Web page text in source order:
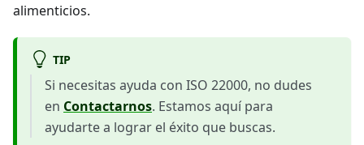
alimenticios.
TIP
Si necesitas ayuda con ISO 22000, no dudes
en Contactarnos. Estamos aquí para
ayudarte a lograr el éxito que buscas.